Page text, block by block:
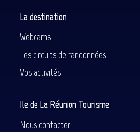
La destination
Webcams
Les circuits de randonnées
Vos activités
Ile de La Réunion Tourisme
Nous contacter